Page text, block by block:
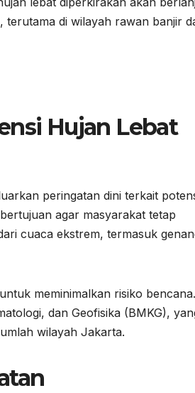
terutama di wilayah rawan banjir
Hujan Lebat
peringatan dini terkait
agar masyarakat tetap
cuaca ekstrem, termasuk
meminimalkan risiko bencana.
dan Geofisika (BMKG),
wilayah Jakarta.